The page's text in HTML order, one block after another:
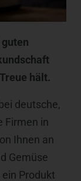
hält.
deutsche,
Firmen in
Ihnen an
Gemüse
Produkt